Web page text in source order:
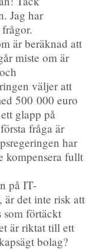
Jag har
är beräknad att
miste om är
väljer att
500 000 euro
glapp på
fråga är
har
kompensera fullt
på IT-
är det inte risk att
som förtäckt
är riktat till ett
bolag?